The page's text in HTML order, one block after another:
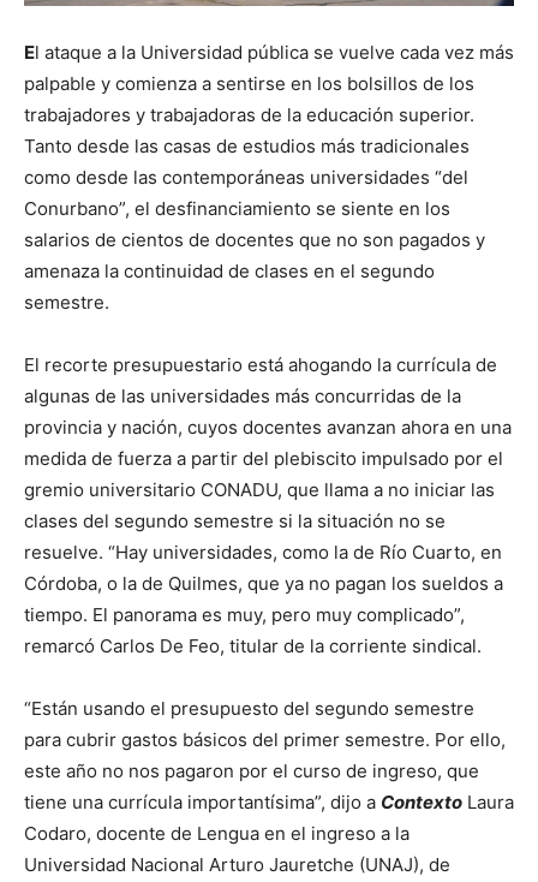
El ataque a la Universidad pública se vuelve cada vez más
palpable y comienza a sentirse en los bolsillos de los
trabajadores y trabajadoras de la educación superior.
Tanto desde las casas de estudios más tradicionales
como desde las contemporáneas universidades “del
Conurbano”, el desfinanciamiento se siente en los
salarios de cientos de docentes que no son pagados y
amenaza la continuidad de clases en el segundo
semestre.
El recorte presupuestario está ahogando la currícula de
algunas de las universidades más concurridas de la
provincia y nación, cuyos docentes avanzan ahora en una
medida de fuerza a partir del plebiscito impulsado por el
gremio universitario CONADU, que llama a no iniciar las
clases del segundo semestre si la situación no se
resuelve. “Hay universidades, como la de Río Cuarto, en
Córdoba, o la de Quilmes, que ya no pagan los sueldos a
tiempo. El panorama es muy, pero muy complicado”,
remarcó Carlos De Feo, titular de la corriente sindical.
“Están usando el presupuesto del segundo semestre
para cubrir gastos básicos del primer semestre. Por ello,
este año no nos pagaron por el curso de ingreso, que
tiene una currícula importantísima”, dijo a Contexto Laura
Codaro, docente de Lengua en el ingreso a la
Universidad Nacional Arturo Jauretche (UNAJ), de